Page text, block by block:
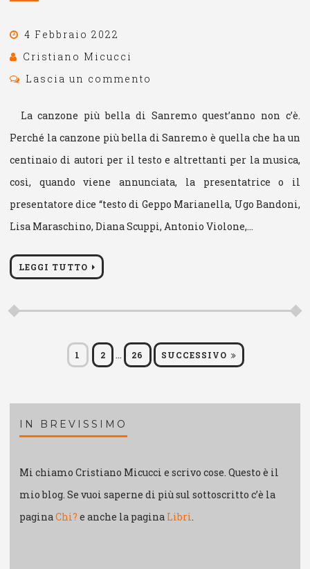
4 Febbraio 2022
Cristiano Micucci
Lascia un commento
La canzone più bella di Sanremo quest’anno non c’è.
Perché la canzone più bella di Sanremo è quella che ha un
centinaio di autori per il testo e altrettanti per la musica,
così, quando viene annunciata, la presentatrice o il
presentatore dice “testo di Geppo Marianella, Ugo Bandoni,
Lisa Maraschino, Diana Scuppi, Antonio Violone,…
LEGGI TUTTO
Paginazione
articoli
PAGINA
1 PAGINA
2 … PAGINA
26 SUCCESSIVO
IN BREVISSIMO
Mi chiamo Cristiano Micucci e scrivo cose. Questo è il
mio blog. Se vuoi saperne di più sul sottoscritto c’è la
paginaChi? e anche la pagina Libri.